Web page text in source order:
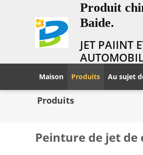
Produit
Baide.
JET PAIINT
Maison Produits Au sujet
Produits
Peinture de jet de